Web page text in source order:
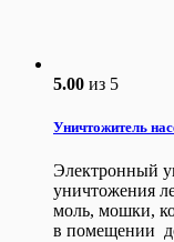
5.00 из 5
Уничтожитель
Электронный
уничтожения
моль, мошки,
в помещении